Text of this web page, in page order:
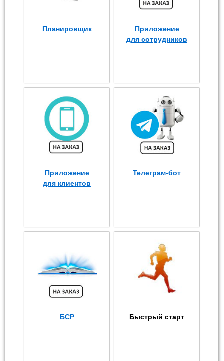
Планировщик
Приложение
для сотрудников
Приложение
для клиентов
Телеграм-бот
БСР Быстрый старт